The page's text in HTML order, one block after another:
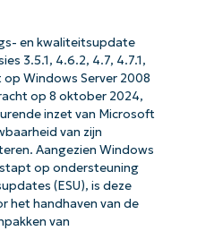
en kwaliteitsupdate
3.5.1, 4.6.2, 4.7, 4.7.1,
Windows Server 2008
op 8 oktober 2024,
inzet van Microsoft
van zijn
Aangezien Windows
op ondersteuning
(ESU), is deze
het handhaven van de
van